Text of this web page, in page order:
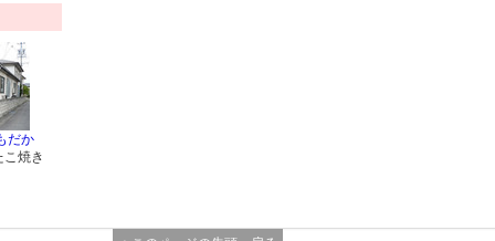
だか
焼き